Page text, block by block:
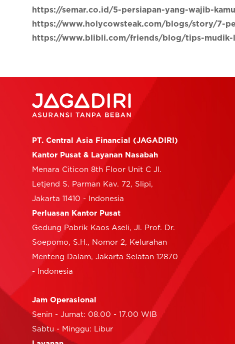
https://semar.co.id/5-persiapan-yang-wajib-
https://www.holycowsteak.com/blogs/story/7-
https://www.blibli.com/friends/blog/tips-mudik-
PT. Central Asia Financial (JAGADIRI)
Kantor Pusat & Layanan Nasabah
Menara Citicon 8th Floor Unit C Jl.
Letjend S. Parman Kav. 72, Slipi,
Jakarta 11410 - Indonesia
Perluasan Kantor Pusat
Gedung Pabrik Kaos Aseli, Jl. Prof. Dr.
Soepomo, S.H., Nomor 2, Kelurahan
Menteng Dalam, Jakarta Selatan 12870
- Indonesia
Jam Operasional
Senin - Jumat: 08.00 - 17.00 WIB
Sabtu - Minggu: Libur